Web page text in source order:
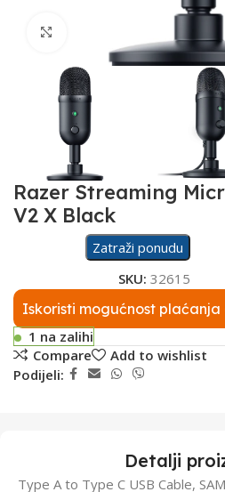
Razer Streaming
V2 X Black
Zatraži ponudu
SKU: 32615
Iskoristi mogućnost plaćanja
1 na zalihi
Compare
Add to wishlist
Podijeli:
Detalji
Type A to Type C USB Cable,